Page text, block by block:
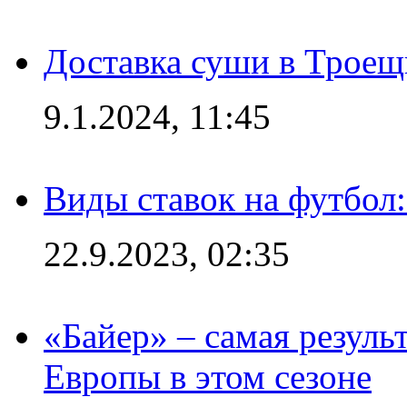
Доставка суши в
9.1.2024, 11:45
Виды ставок на
22.9.2023, 02:35
«Байер» – самая
Европы в этом сезоне